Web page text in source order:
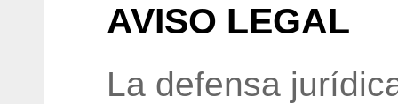
AVISO LEGAL
La defensa